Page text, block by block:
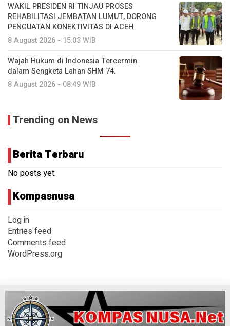
WAKIL PRESIDEN RI TINJAU PROSES
REHABILITASI JEMBATAN LUMUT, DORONG
PENGUATAN KONEKTIVITAS DI ACEH
8 August 2026 - 15:03 WIB
Wajah Hukum di Indonesia Tercermin
dalam Sengketa Lahan SHM 74.
8 August 2026 - 08:49 WIB
Trending on News
Berita Terbaru
No posts yet.
Kompasnusa
Log in
Entries feed
Comments feed
WordPress.org